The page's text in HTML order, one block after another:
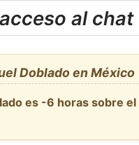
al chat
Doblado en México
es -6 horas sobre el